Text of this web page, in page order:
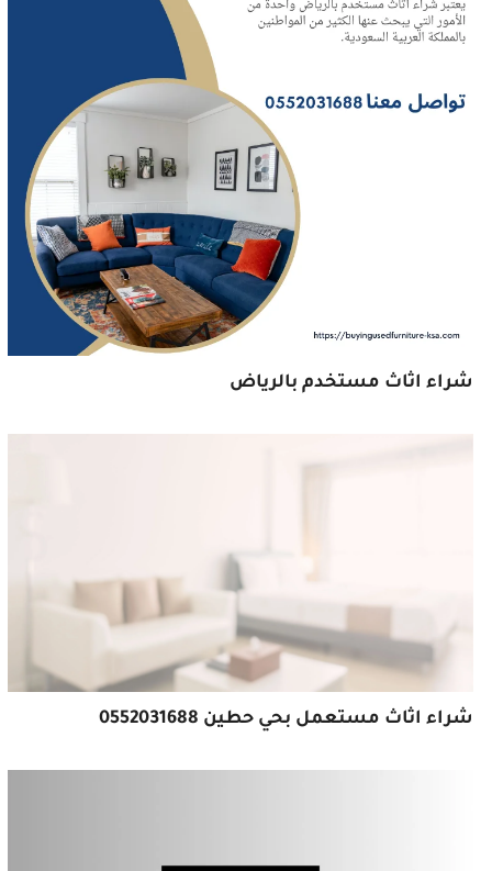
شراء اثاث مستخدم بالرياض
شراء اثاث مستعمل بحي حطين 0552031688